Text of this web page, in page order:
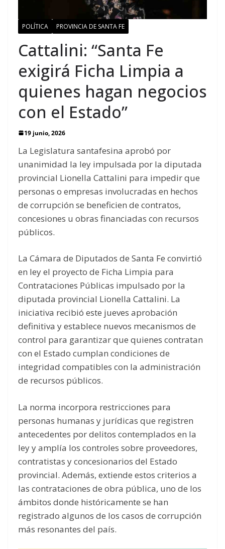
POLÍTICA PROVINCIA DE SANTA FE
Cattalini: “Santa Fe
exigirá Ficha Limpia a
quienes hagan negocios
con el Estado”
19 junio, 2026
La Legislatura santafesina aprobó por
unanimidad la ley impulsada por la diputada
provincial Lionella Cattalini para impedir que
personas o empresas involucradas en hechos
de corrupción se beneficien de contratos,
concesiones u obras financiadas con recursos
públicos.
La Cámara de Diputados de Santa Fe convirtió
en ley el proyecto de Ficha Limpia para
Contrataciones Públicas impulsado por la
diputada provincial Lionella Cattalini. La
iniciativa recibió este jueves aprobación
definitiva y establece nuevos mecanismos de
control para garantizar que quienes contratan
con el Estado cumplan condiciones de
integridad compatibles con la administración
de recursos públicos.
La norma incorpora restricciones para
personas humanas y jurídicas que registren
antecedentes por delitos contemplados en la
ley y amplía los controles sobre proveedores,
contratistas y concesionarios del Estado
provincial. Además, extiende estos criterios a
las contrataciones de obra pública, uno de los
ámbitos donde históricamente se han
registrado algunos de los casos de corrupción
más resonantes del país.